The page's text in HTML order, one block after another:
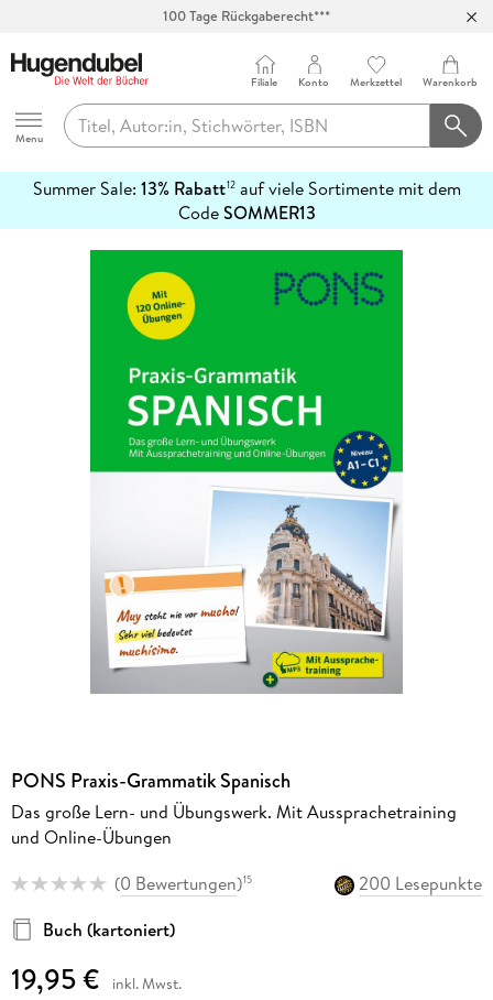
100 Tage Rückgaberecht***
Hugendubel
Menu
Filiale Konto Merkzettel Warenkorb
Summer Sale: 13% Rabatt12auf viele Sortimente mit dem
CodeSOMMER13
erfahren
PONS Praxis-Grammatik Spanisch
Das große Lern- und Übungswerk. Mit Aussprachetraining
und Online-Übungen
(0 Bewertungen)15
200 Lesepunkte
Buch (kartoniert)
19,95 € inkl. Mwst.